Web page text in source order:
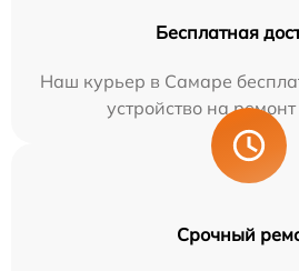
Бесплатная
Наш курьер в Самаре
устройство на
Срочный